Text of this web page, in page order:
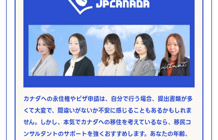
カナダへの永住権やビザ申請は、自分で行う場合、提出書類が多
くて大変で、間違いがないか不安に感じることもあるかもしれま
せん。しかし、本気でカナダへの移住を考えているなら、移民コ
ンサルタントのサポートを強くおすすめします。あなたの年齢、